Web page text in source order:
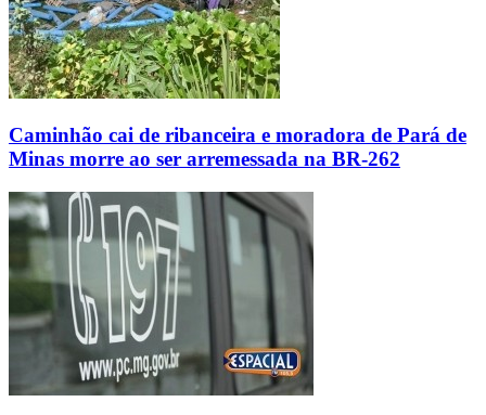
Caminhão cai de ribanceira e moradora de Pará de
Minas morre ao ser arremessada na BR-262